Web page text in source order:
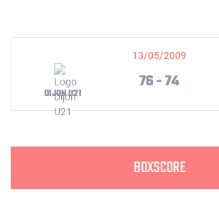
13/05/2009
DIJON U21
76 - 74
BOXSCORE